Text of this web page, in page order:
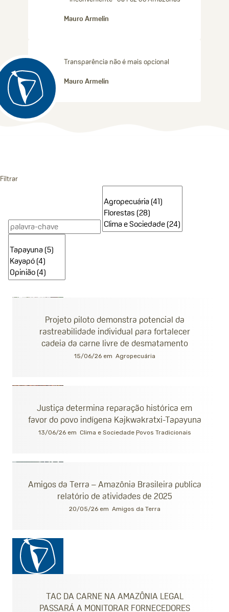
Mauro Armelin
Transparência não é mais opcional
Mauro Armelin
Filtrar
Projeto piloto demonstra potencial da
rastreabilidade individual para fortalecer
cadeia da carne livre de desmatamento
15/06/26 em Agropecuária
Justiça determina reparação histórica em
favor do povo indígena Kajkwakratxi-Tapayuna
13/06/26 em Clima e Sociedade Povos Tradicionais
Amigos da Terra – Amazônia Brasileira publica
relatório de atividades de 2025
20/05/26 em Amigos da Terra
TAC DA CARNE NA AMAZÔNIA LEGAL
PASSARÁ A MONITORAR FORNECEDORES